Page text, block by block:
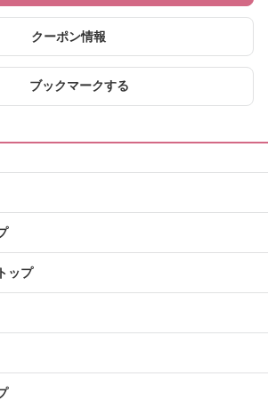
クーポン情報
ブックマークする
ップ